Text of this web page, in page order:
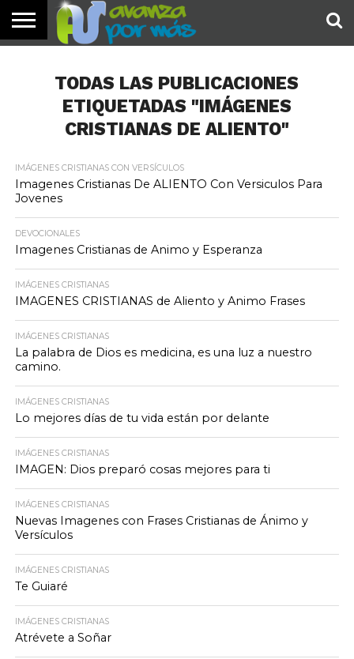
DE HOY
NOSOTROS
TODAS LAS PUBLICACIONES
ETIQUETADAS "IMÁGENES
CRISTIANAS DE ALIENTO"
IMÁGENES CRISTIANAS CON VERSÍCULOS
Imagenes Cristianas De ALIENTO Con Versiculos Para
Jovenes
DEVOCIONALES
Imagenes Cristianas de Animo y Esperanza
IMÁGENES CRISTIANAS
IMAGENES CRISTIANAS de Aliento y Animo Frases
IMÁGENES CRISTIANAS
La palabra de Dios es medicina, es una luz a nuestro
camino.
IMÁGENES CRISTIANAS
Lo mejores días de tu vida están por delante
IMÁGENES CRISTIANAS
IMAGEN: Dios preparó cosas mejores para ti
IMÁGENES CRISTIANAS
Nuevas Imagenes con Frases Cristianas de Ánimo y
Versículos
IMÁGENES CRISTIANAS
Te Guiaré
IMÁGENES CRISTIANAS
Atrévete a Soñar